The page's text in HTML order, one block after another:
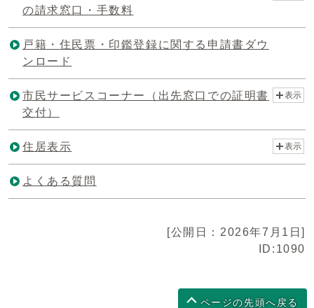
の請求窓口・手数料
戸籍・住民票・印鑑登録に関する申請書ダウ
ンロード
市民サービスコーナー（出先窓口での証明書
交付）
表示
住居表示 表示
よくある質問
[公開日：2026年7月1日]
ID:1090
ページの先頭へ戻る